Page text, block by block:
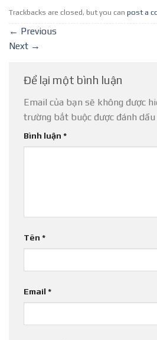
Trackbacks are closed, but you can post a
← Previous
Next →
Để lại một bình luận
Email của bạn sẽ không được
trường bắt buộc được đánh dấu
Bình luận *
Tên *
Email *